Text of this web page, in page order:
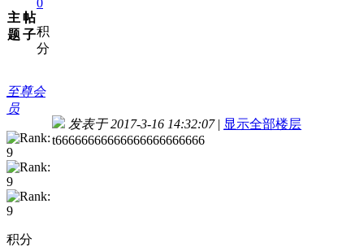
主
题
帖
子积
分
至尊会
员
积分
发表于 2017-3-16 14:32:07 | 显示全部楼层
t66666666666666666666666